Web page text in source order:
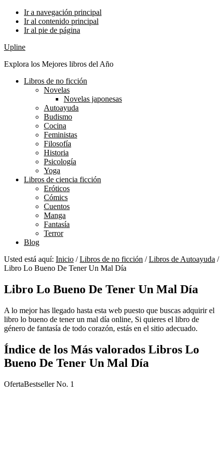
Ir a navegación principal
Ir al contenido principal
Ir al pie de página
Upline
Explora los Mejores libros del Año
Libros de no ficción
Novelas
Novelas japonesas
Autoayuda
Budismo
Cocina
Feministas
Filosofía
Historia
Psicología
Yoga
Libros de ciencia ficción
Eróticos
Cómics
Cuentos
Manga
Fantasía
Terror
Blog
Usted está aquí: Inicio / Libros de no ficción / Libros de Autoayuda /
Libro Lo Bueno De Tener Un Mal Día
Libro Lo Bueno De Tener Un Mal Día
A lo mejor has llegado hasta esta web puesto que buscas adquirir el
libro lo bueno de tener un mal día online, Si quieres el libro de
género de fantasía de todo corazón, estás en el sitio adecuado.
Índice de los Más valorados Libros Lo
Bueno De Tener Un Mal Día
OfertaBestseller No. 1